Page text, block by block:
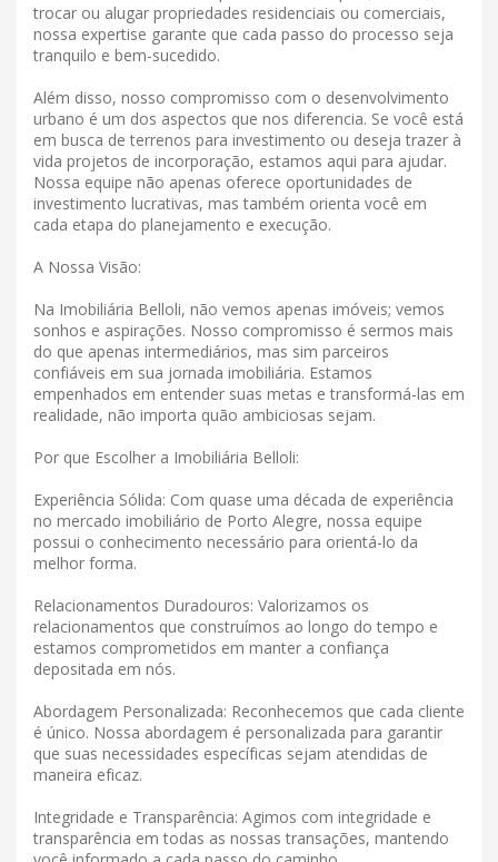
trocar ou alugar propriedades residenciais ou comerciais,
nossa expertise garante que cada passo do processo seja
tranquilo e bem-sucedido.
Além disso, nosso compromisso com o desenvolvimento
urbano é um dos aspectos que nos diferencia. Se você está
em busca de terrenos para investimento ou deseja trazer à
vida projetos de incorporação, estamos aqui para ajudar.
Nossa equipe não apenas oferece oportunidades de
investimento lucrativas, mas também orienta você em
cada etapa do planejamento e execução.
A Nossa Visão:
Na Imobiliária Belloli, não vemos apenas imóveis; vemos
sonhos e aspirações. Nosso compromisso é sermos mais
do que apenas intermediários, mas sim parceiros
confiáveis ​​em sua jornada imobiliária. Estamos
empenhados em entender suas metas e transformá-las em
realidade, não importa quão ambiciosas sejam.
Por que Escolher a Imobiliária Belloli:
Experiência Sólida: Com quase uma década de experiência
no mercado imobiliário de Porto Alegre, nossa equipe
possui o conhecimento necessário para orientá-lo da
melhor forma.
Relacionamentos Duradouros: Valorizamos os
relacionamentos que construímos ao longo do tempo e
estamos comprometidos em manter a confiança
depositada em nós.
Abordagem Personalizada: Reconhecemos que cada cliente
é único. Nossa abordagem é personalizada para garantir
que suas necessidades específicas sejam atendidas de
maneira eficaz.
Integridade e Transparência: Agimos com integridade e
transparência em todas as nossas transações, mantendo